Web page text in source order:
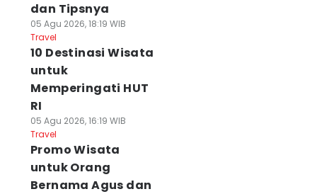
dan Tipsnya
05 Agu 2026, 18:19 WIB
Travel
10 Destinasi Wisata
untuk
Memperingati HUT
RI
05 Agu 2026, 16:19 WIB
Travel
Promo Wisata
untuk Orang
Bernama Agus dan